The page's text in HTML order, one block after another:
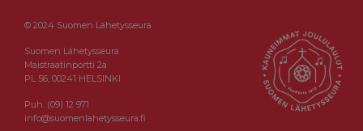
© 2024 Suomen Lähetysseura
Suomen Lähetysseura
Maistraatinportti 2a
PL 56, 00241 HELSINKI
Puh. (09) 12 971
info@suomenlahetysseura.fi